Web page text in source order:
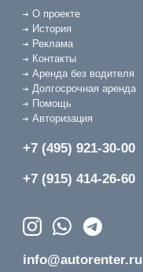
О проекте
История
Реклама
Контакты
Аренда без водителя
Долгосрочная аренда
Помощь
Авторизация
+7 (495) 921-30-00
+7 (915) 414-26-60
info@autorenter.ru